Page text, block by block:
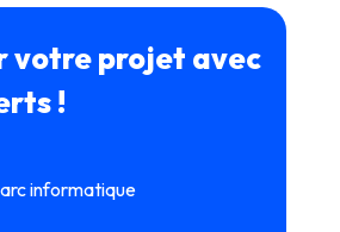
votre projet avec
!
informatique